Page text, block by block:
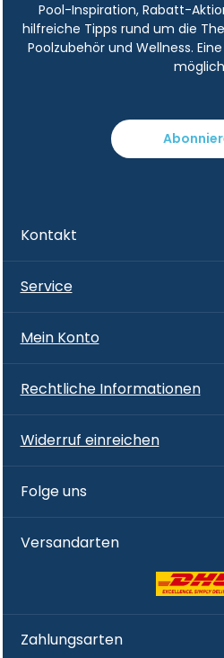
Pool-Inspiration, Rabatt-
hilfreiche Tipps rund um die
Poolzubehör und Wellness.
Kontakt
Service
Mein Konto
Rechtliche Informationen
Widerruf einreichen
Folge uns
Versandarten
Zahlungsarten